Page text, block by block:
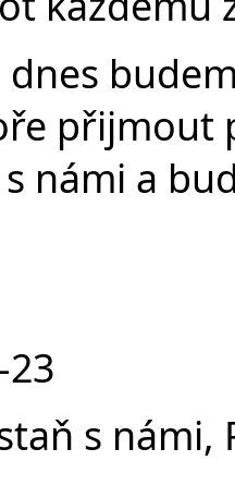
dnes
přijmout
námi a
s námi,